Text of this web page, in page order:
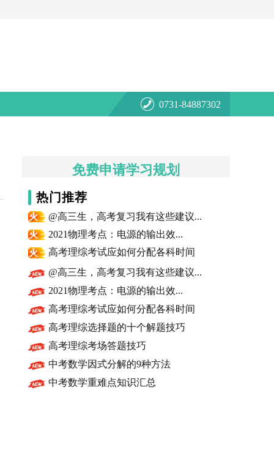
0731-84887302
免费申请学习规划
热门推荐
@高三生，高考复习我有这些建议...
2021物理考点：电源的输出效...
高考理综考试应如何分配各科时间
@高三生，高考复习我有这些建议...
2021物理考点：电源的输出效...
高考理综考试应如何分配各科时间
高考理综选择题的十个解题技巧
高考理综考场答题技巧
中考数学因式分解的9种方法
中考数学重难点知识汇总